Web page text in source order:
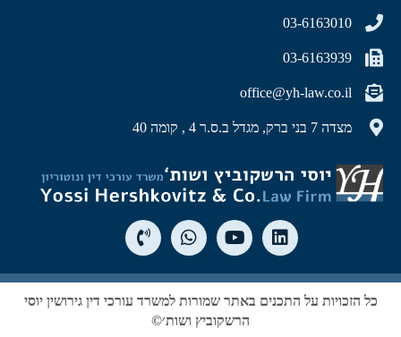
03-6163010
03-6163939
office@yh-law.co.il
מצדה 7 בני ברק, מגדל ב.ס.ר 4 , קומה 40
כל הזכויות על התכנים באתר שמורות למשרד עורכי דין גירושין יוסי
הרשקוביץ ושות׳©